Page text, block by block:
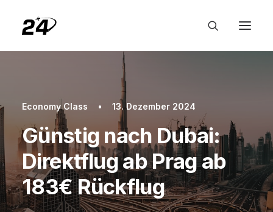
Economy Class • 13. Dezember 2024
Günstig nach Dubai:
Direktflug ab Prag ab
183€ Rückflug